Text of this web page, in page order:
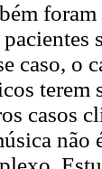
pacientes
caso, o
terem
casos
não